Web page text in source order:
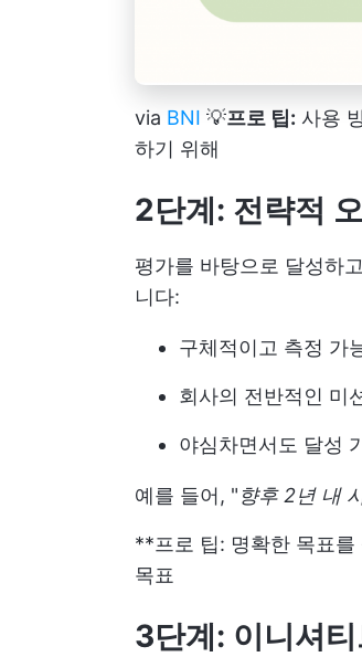
via BNI 💡프로 팁: 사용
하기 위해
2단계: 전략적
평가를 바탕으로 달성하
니다:
구체적이고 측정 가
회사의 전반적인 미
야심차면서도 달성
예를 들어, "향후 2년 내
**프로 팁: 명확한 목표를
목표
3단계: 이니셔